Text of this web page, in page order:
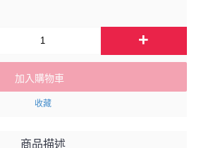
+
加入購物車
收藏
商品描述